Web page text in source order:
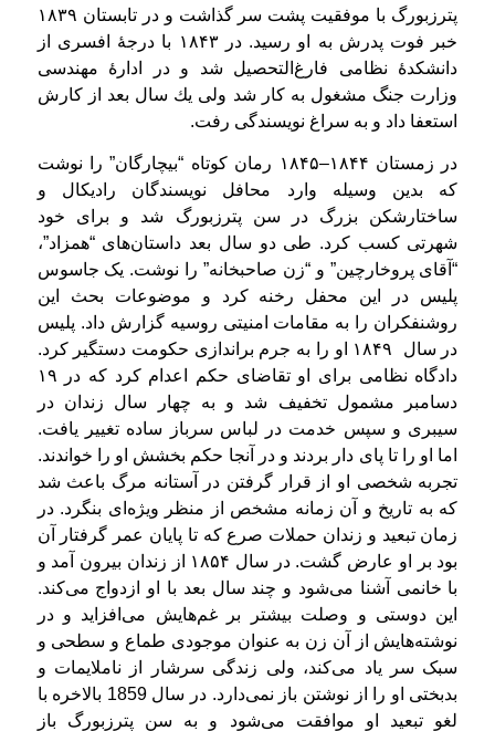
پترزبورگ با موفقیت پشت سر گذاشت و در تابستان ۱۸۳۹
خبر فوت پدرش به او رسید. در ۱۸۴۳ با درجهٔ افسری از
دانشکدهٔ نظامی فارغ‌التحصیل شد و در ادارهٔ مهندسی
وزارت جنگ مشغول به كار شد ولی یك سال بعد از كارش
استعفا داد و به سراغ نویسندگی رفت.
در زمستان ۱۸۴۴–۱۸۴۵ رمان کوتاه “بیچارگان” را نوشت
که بدین وسیله وارد محافل نویسندگان رادیکال و
ساختارشکن بزرگ در سن پترزبورگ شد و برای خود
شهرتی کسب کرد. طی دو سال بعد داستان‌های “همزاد”،
“آقای پروخارچین” و “زن صاحبخانه” را نوشت. یک جاسوس
پلیس در این محفل رخنه کرد و موضوعات بحث این
روشنفکران را به مقامات امنیتی روسیه گزارش داد. پلیس
در سال ۱۸۴۹ او را به جرم براندازی حکومت دستگیر کرد.
دادگاه نظامی برای او تقاضای حکم اعدام کرد که در ۱۹
دسامبر مشمول تخفیف شد و به چهار سال زندان در
سیبری و سپس خدمت در لباس سرباز ساده تغییر یافت.
اما او را تا پای دار بردند و در آنجا حکم بخشش او را خواندند.
تجربه شخصی او از قرار گرفتن در آستانه مرگ باعث شد
که به تاریخ و آن زمانه مشخص از منظر ویژه‌ای بنگرد. در
زمان تبعید و زندان حملات صرع که تا پایان عمر گرفتار آن
بود بر او عارض گشت. در سال ۱۸۵۴ از زندان بیرون آمد و
با خانمی آشنا می‌شود و چند سال بعد با او ازدواج می‌کند.
این دوستی و وصلت بیشتر بر غم‌هایش می‌افزاید و در
نوشته‌هایش از آن زن به عنوان موجودی طماع و سطحی و
سبک سر یاد می‌کند، ولی زندگی سرشار از ناملایمات و
بدبختی او را از نوشتن باز نمی‌دارد. در سال 1859 بالاخره با
لغو تبعید او موافقت می‌شود و به سن پترزبورگ باز